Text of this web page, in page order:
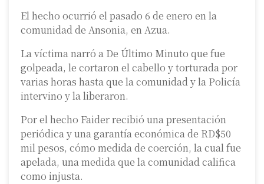
El hecho ocurrió el pasado 6 de enero en la
comunidad de Ansonia, en Azua.
La víctima narró a De Último Minuto que fue
golpeada, le cortaron el cabello y torturada por
varias horas hasta que la comunidad y la Policía
intervino y la liberaron.
Por el hecho Faider recibió una presentación
periódica y una garantía económica de RD$50
mil pesos, cómo medida de coerción, la cual fue
apelada, una medida que la comunidad califica
como injusta.